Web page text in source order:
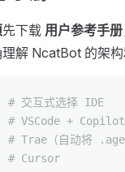
先下载 用户参考手册
解 NcatBot 的架构
# 交互式选择 IDE
# VSCode + Copilot
# Trae（自动将
# Cursor